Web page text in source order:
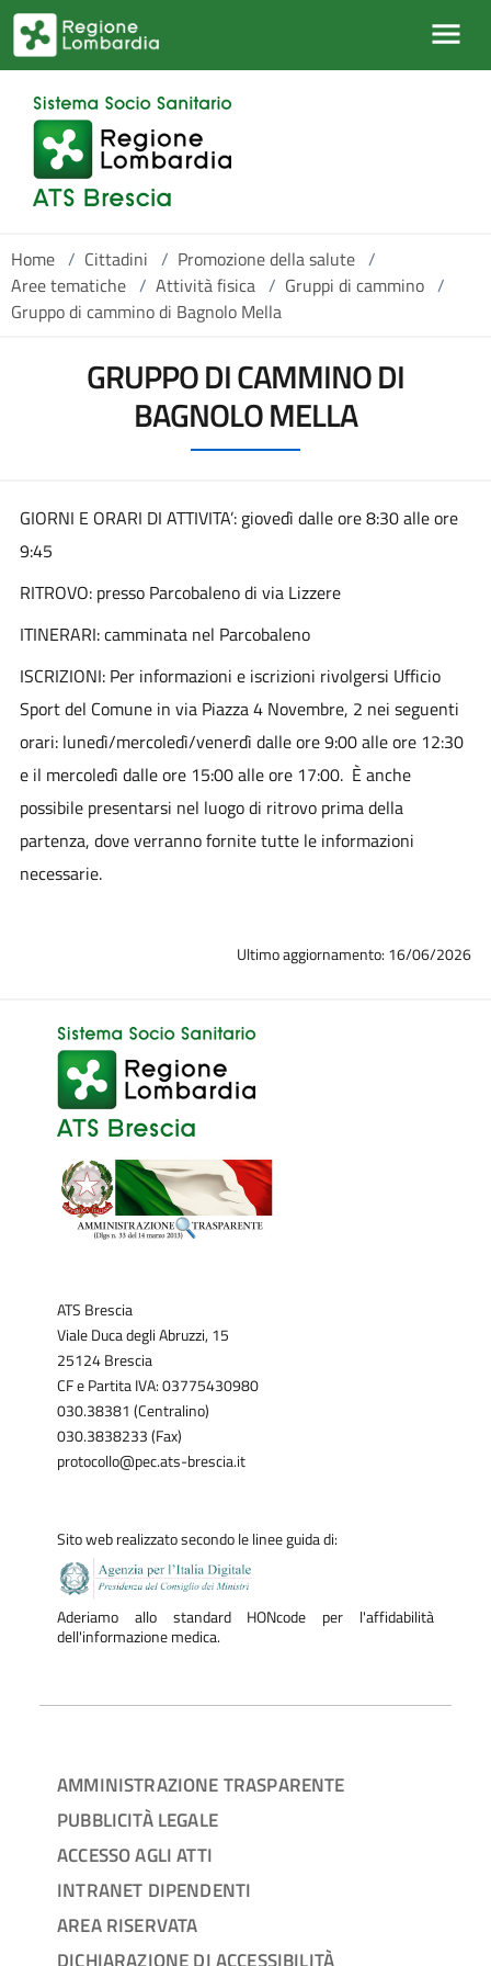
Salta al contenuto principale
Home / Cittadini / Promozione della salute /
Aree tematiche / Attività fisica / Gruppi di cammino /
Gruppo di cammino di Bagnolo Mella
GRUPPO DI CAMMINO DI
BAGNOLO MELLA
GIORNI E ORARI DI ATTIVITA’: giovedì dalle ore 8:30 alle ore
9:45
RITROVO: presso Parcobaleno di via Lizzere
ITINERARI: camminata nel Parcobaleno
ISCRIZIONI: Per informazioni e iscrizioni rivolgersi Ufficio
Sport del Comune in via Piazza 4 Novembre, 2 nei seguenti
orari: lunedì/mercoledì/venerdì dalle ore 9:00 alle ore 12:30
e il mercoledì dalle ore 15:00 alle ore 17:00. È anche
possibile presentarsi nel luogo di ritrovo prima della
partenza, dove verranno fornite tutte le informazioni
necessarie.
Ultimo aggiornamento: 16/06/2026
ATS Brescia
Viale Duca degli Abruzzi, 15
25124 Brescia
CF e Partita IVA: 03775430980
030.38381 (Centralino)
030.3838233 (Fax)
protocollo@pec.ats-brescia.it
Sito web realizzato secondo le linee guida di:
Aderiamo allo standard HONcode per l'affidabilità
dell'informazione medica.
AMMINISTRAZIONE TRASPARENTE
PUBBLICITÀ LEGALE
ACCESSO AGLI ATTI
INTRANET DIPENDENTI
AREA RISERVATA